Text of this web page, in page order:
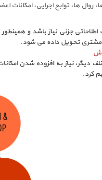
ها، توابع اجرایی، امکانات
جزئی نیاز باشد و
مشتری تحویل داده می شود.
دیگر، نیاز به افزوده شدن
کرد.